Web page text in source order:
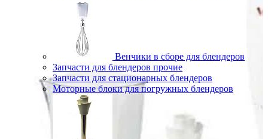
Венчики в сборе для блендеров
Запчасти для блендеров прочие
Запчасти для стационарных блендеров
Моторные блоки для погружных блендеров